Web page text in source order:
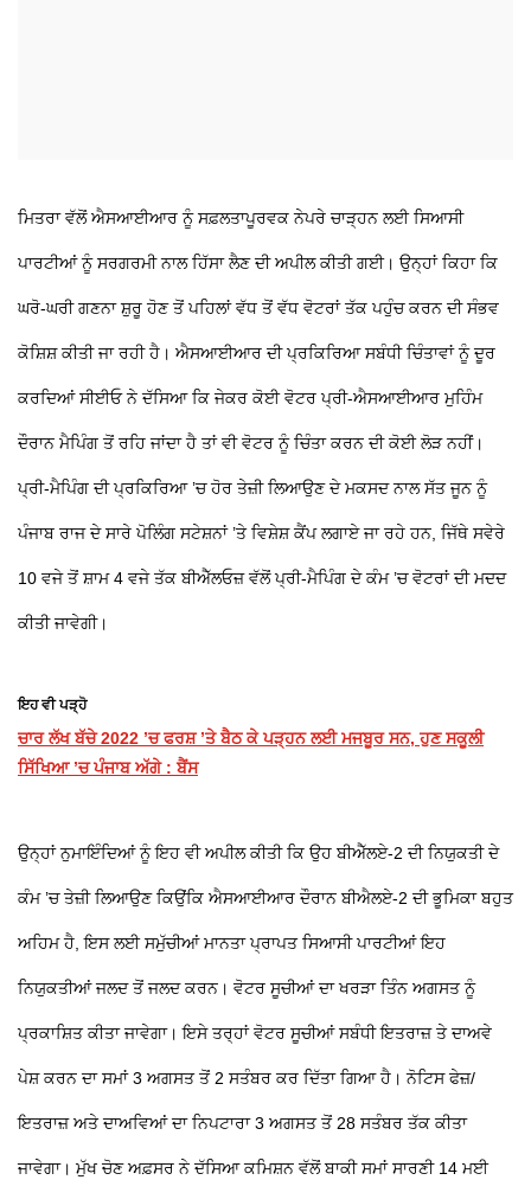
ਮਿਤਰਾ ਵੱਲੋਂ ਐਸਆਈਆਰ ਨੂੰ ਸਫ਼ਲਤਾਪੂਰਵਕ ਨੇਪਰੇ ਚਾੜ੍ਹਨ ਲਈ ਸਿਆਸੀ
ਪਾਰਟੀਆਂ ਨੂੰ ਸਰਗਰਮੀ ਨਾਲ ਹਿੱਸਾ ਲੈਣ ਦੀ ਅਪੀਲ ਕੀਤੀ ਗਈ। ਉਨ੍ਹਾਂ ਕਿਹਾ ਕਿ
ਘਰੋ-ਘਰੀ ਗਣਨਾ ਸ਼ੁਰੂ ਹੋਣ ਤੋਂ ਪਹਿਲਾਂ ਵੱਧ ਤੋਂ ਵੱਧ ਵੋਟਰਾਂ ਤੱਕ ਪਹੁੰਚ ਕਰਨ ਦੀ ਸੰਭਵ
ਕੋਸ਼ਿਸ਼ ਕੀਤੀ ਜਾ ਰਹੀ ਹੈ। ਐਸਆਈਆਰ ਦੀ ਪ੍ਰਕਿਰਿਆ ਸਬੰਧੀ ਚਿੰਤਾਵਾਂ ਨੂੰ ਦੂਰ
ਕਰਦਿਆਂ ਸੀਈਓ ਨੇ ਦੱਸਿਆ ਕਿ ਜੇਕਰ ਕੋਈ ਵੋਟਰ ਪ੍ਰੀ-ਐਸਆਈਆਰ ਮੁਹਿੰਮ
ਦੌਰਾਨ ਮੈਪਿੰਗ ਤੋਂ ਰਹਿ ਜਾਂਦਾ ਹੈ ਤਾਂ ਵੀ ਵੋਟਰ ਨੂੰ ਚਿੰਤਾ ਕਰਨ ਦੀ ਕੋਈ ਲੋੜ ਨਹੀਂ।
ਪ੍ਰੀ-ਮੈਪਿੰਗ ਦੀ ਪ੍ਰਕਿਰਿਆ ’ਚ ਹੋਰ ਤੇਜ਼ੀ ਲਿਆਉਣ ਦੇ ਮਕਸਦ ਨਾਲ ਸੱਤ ਜੂਨ ਨੂੰ
ਪੰਜਾਬ ਰਾਜ ਦੇ ਸਾਰੇ ਪੋਲਿੰਗ ਸਟੇਸ਼ਨਾਂ ’ਤੇ ਵਿਸ਼ੇਸ਼ ਕੈਂਪ ਲਗਾਏ ਜਾ ਰਹੇ ਹਨ, ਜਿੱਥੇ ਸਵੇਰੇ
10 ਵਜੇ ਤੋਂ ਸ਼ਾਮ 4 ਵਜੇ ਤੱਕ ਬੀਐੱਲਓਜ਼ ਵੱਲੋਂ ਪ੍ਰੀ-ਮੈਪਿੰਗ ਦੇ ਕੰਮ ’ਚ ਵੋਟਰਾਂ ਦੀ ਮਦਦ
ਕੀਤੀ ਜਾਵੇਗੀ।
ਇਹ ਵੀ ਪੜ੍ਹੋ
ਚਾਰ ਲੱਖ ਬੱਚੇ 2022 ’ਚ ਫਰਸ਼ ’ਤੇ ਬੈਠ ਕੇ ਪੜ੍ਹਨ ਲਈ ਮਜਬੂਰ ਸਨ, ਹੁਣ ਸਕੂਲੀ
ਸਿੱਖਿਆ ’ਚ ਪੰਜਾਬ ਅੱਗੇ : ਬੈਂਸ
ਉਨ੍ਹਾਂ ਨੁਮਾਇੰਦਿਆਂ ਨੂੰ ਇਹ ਵੀ ਅਪੀਲ ਕੀਤੀ ਕਿ ਉਹ ਬੀਐੱਲਏ-2 ਦੀ ਨਿਯੁਕਤੀ ਦੇ
ਕੰਮ ’ਚ ਤੇਜ਼ੀ ਲਿਆਉਣ ਕਿਉਂਕਿ ਐਸਆਈਆਰ ਦੌਰਾਨ ਬੀਐਲਏ-2 ਦੀ ਭੂਮਿਕਾ ਬਹੁਤ
ਅਹਿਮ ਹੈ, ਇਸ ਲਈ ਸਮੁੱਚੀਆਂ ਮਾਨਤਾ ਪ੍ਰਾਪਤ ਸਿਆਸੀ ਪਾਰਟੀਆਂ ਇਹ
ਨਿਯੁਕਤੀਆਂ ਜਲਦ ਤੋਂ ਜਲਦ ਕਰਨ। ਵੋਟਰ ਸੂਚੀਆਂ ਦਾ ਖਰੜਾ ਤਿੰਨ ਅਗਸਤ ਨੂੰ
ਪ੍ਰਕਾਸ਼ਿਤ ਕੀਤਾ ਜਾਵੇਗਾ। ਇਸੇ ਤਰ੍ਹਾਂ ਵੋਟਰ ਸੂਚੀਆਂ ਸਬੰਧੀ ਇਤਰਾਜ਼ ਤੇ ਦਾਅਵੇ
ਪੇਸ਼ ਕਰਨ ਦਾ ਸਮਾਂ 3 ਅਗਸਤ ਤੋਂ 2 ਸਤੰਬਰ ਕਰ ਦਿੱਤਾ ਗਿਆ ਹੈ। ਨੋਟਿਸ ਫੇਜ਼/
ਇਤਰਾਜ਼ ਅਤੇ ਦਾਅਵਿਆਂ ਦਾ ਨਿਪਟਾਰਾ 3 ਅਗਸਤ ਤੋਂ 28 ਸਤੰਬਰ ਤੱਕ ਕੀਤਾ
ਜਾਵੇਗਾ। ਮੁੱਖ ਚੋਣ ਅਫ਼ਸਰ ਨੇ ਦੱਸਿਆ ਕਮਿਸ਼ਨ ਵੱਲੋਂ ਬਾਕੀ ਸਮਾਂ ਸਾਰਣੀ 14 ਮਈ